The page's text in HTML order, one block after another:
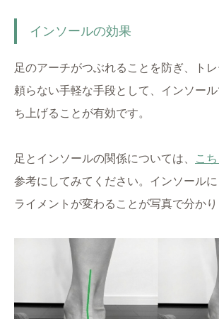
インソールの効果
足のアーチがつぶれることを防ぎ、ト
頼らない手軽な手段として、インソー
ち上げることが有効です。
足とインソールの関係については、 こ
参考にしてみてください。インソール
ライメントが変わることが写真で分かり